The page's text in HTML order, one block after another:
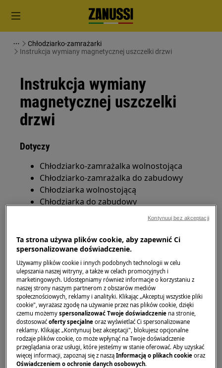
Chłodziarko-zamrażarki
Instrukcja wymiany magnetycznej uszczelki drzwi
Instrukcja wymiany
magnetycznej uszczelki
drzwi
Dotyczy
Chłodziarko-zamrażalka wolnostojąca
Chłodziarko-zamrażalka do zabudowy
Chłodziarka wolnostojącą
Chłodziarka do zabudowy
Rozwiązanie
Ta strona używa plików cookie, aby zapewnić Ci
spersonalizowane doświadczenie.
Używamy plików cookie i innych podobnych technologii w celu
ulepszania naszej witryny, a także w celach promocyjnych i
marketingowych. Udostępniamy również informacje o korzystaniu z
naszej strony naszym partnerom z obszarów mediów
społecznościowych, reklamy i analityki. Klikając „Akceptuj wszystkie pliki
cookie", wyrażasz zgodę na używanie przez nas plików cookie, dzięki
czemu możemyspersonalizować Twoje doświadczenie na stronie,
dostosowaćoferty specjalne oraz wyświetlać Ci spersonalizowane
reklamy. Klikając „Kontynuuj bez akceptacji", blokujesz opcjonalne
rodzaje plików cookie, co może wpłynąć na Twoje doświadczenie
przeglądania oraz usługi, które jesteśmy w stanie oferować. Aby uzyskać
więcej informacji, zapoznaj się z nasząInformacją o plikach cookie oraz
Oświadczeniem o ochronie danych osobowych.
Kontynuuj bez akceptacji